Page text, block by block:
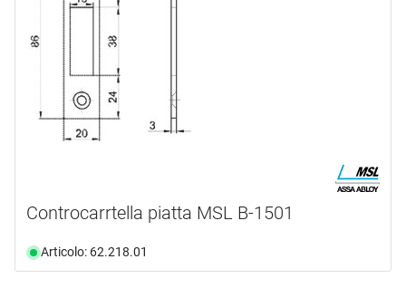
Controcarrtella piatta MSL B-1501
Articolo: 62.218.01